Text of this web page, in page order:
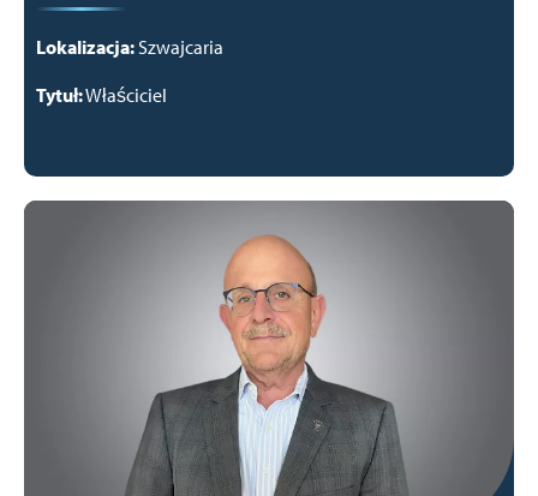
Lokalizacja: Szwajcaria
Tytuł:Właściciel